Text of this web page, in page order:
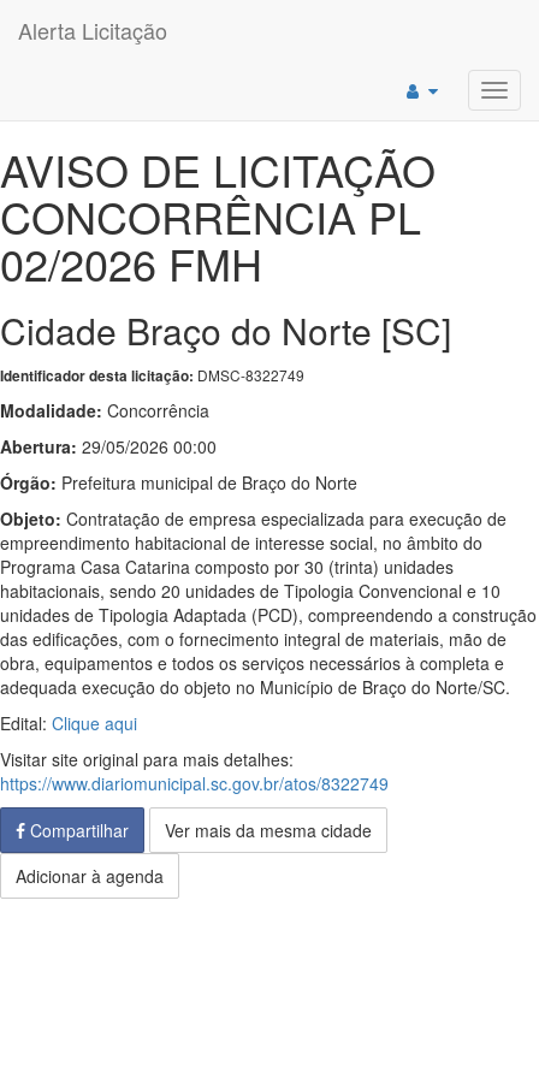
Alerta Licitação
AVISO DE LICITAÇÃO
CONCORRÊNCIA PL
02/2026 FMH
Cidade Braço do Norte [SC]
Identificador desta licitação: DMSC-8322749
Modalidade: Concorrência
Abertura: 29/05/2026 00:00
Órgão: Prefeitura municipal de Braço do Norte
Objeto: Contratação de empresa especializada para execução de
empreendimento habitacional de interesse social, no âmbito do
Programa Casa Catarina composto por 30 (trinta) unidades
habitacionais, sendo 20 unidades de Tipologia Convencional e 10
unidades de Tipologia Adaptada (PCD), compreendendo a construção
das edificações, com o fornecimento integral de materiais, mão de
obra, equipamentos e todos os serviços necessários à completa e
adequada execução do objeto no Município de Braço do Norte/SC.
Edital: Clique aqui
Visitar site original para mais detalhes:
https://www.diariomunicipal.sc.gov.br/atos/8322749
Compartilhar
Ver mais da mesma cidade
Adicionar à agenda